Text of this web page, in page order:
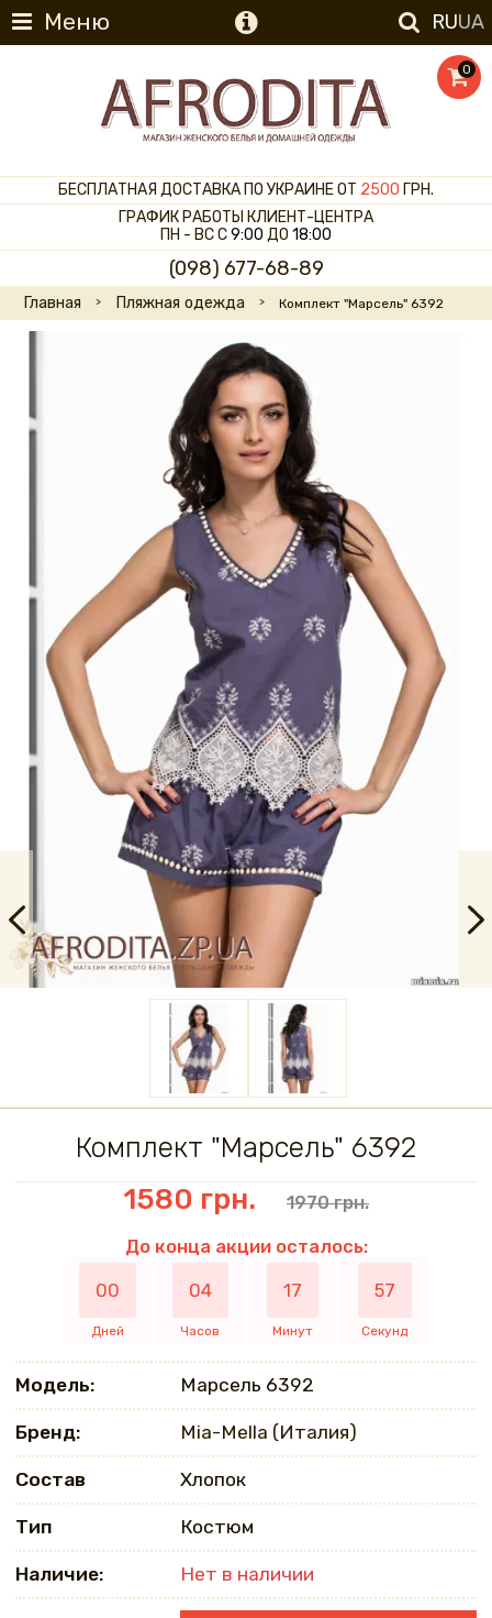
Меню RUUA
0
БЕСПЛАТНАЯ ДОСТАВКА ПО УКРАИНЕ ОТ 2500 ГРН.
ГРАФИК РАБОТЫ КЛИЕНТ-ЦЕНТРА
ПН - ВС С9:00 ДО 18:00
(098) 677-68-89
Главная Пляжная одежда Комплект "Марсель" 6392
Комплект "Марсель" 6392
1580 грн.
1970 грн.
До конца акции осталось:
00
Дней
04
Часов
17
Минут
57
Секунд
Модель: Марсель 6392
Бренд: Mia-Mella (Италия)
Состав Хлопок
Тип Костюм
Наличие: Нет в наличии